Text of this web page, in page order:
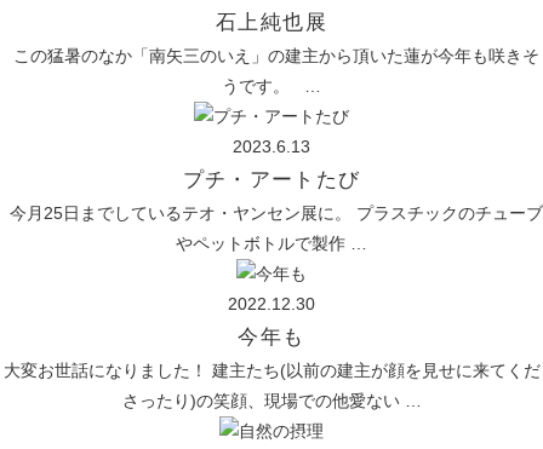
石上純也展
この猛暑のなか「南矢三のいえ」の建主から頂いた蓮が今年も咲きそ
うです。 …
2023.6.13
プチ・アートたび
今月25日までしているテオ・ヤンセン展に。 プラスチックのチューブ
やペットボトルで製作 …
2022.12.30
今年も
大変お世話になりました！ 建主たち(以前の建主が顔を見せに来てくだ
さったり)の笑顔、現場での他愛ない …